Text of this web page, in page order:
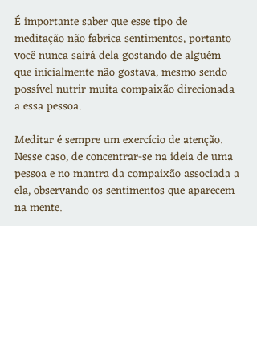
É importante saber que esse tipo de
meditação não fabrica sentimentos, portanto
você nunca sairá dela gostando de alguém
que inicialmente não gostava, mesmo sendo
possível nutrir muita compaixão direcionada
a essa pessoa.
Meditar é sempre um exercício de atenção.
Nesse caso, de concentrar-se na ideia de uma
pessoa e no mantra da compaixão associada a
ela, observando os sentimentos que aparecem
na mente.